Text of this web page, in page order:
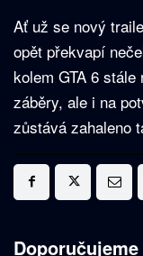
Ať už se nový
opět překvapí
kolem GTA 6
záběry, ale i na
zůstává zahaleno
Doporučujeme